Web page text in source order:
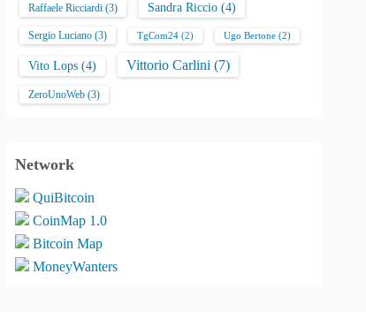
Raffaele Ricciardi (3) Sandra Riccio (4)
Sergio Luciano (3) TgCom24 (2) Ugo Bertone (2)
Vito Lops (4) Vittorio Carlini (7)
ZeroUnoWeb (3)
Network
QuiBitcoin
CoinMap 1.0
Bitcoin Map
MoneyWanters